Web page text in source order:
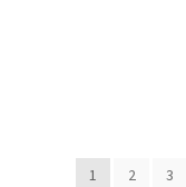
1 2 3